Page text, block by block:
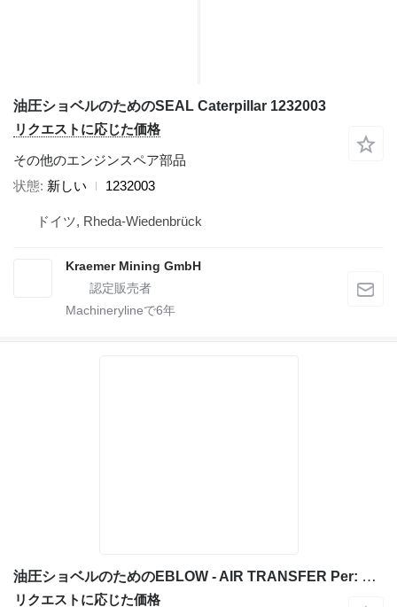
油圧ショベルのためのSEAL Caterpillar 1232003
リクエストに応じた価格
その他のエンジンスペア部品
状態 新しい 1232003
ドイツ, Rheda-Wiedenbrück
Kraemer Mining GmbH
Machinerylineで6年
油圧ショベルのためのEBLOW - AIR TRANSFER Per: Caterpillar 3306 9Y4951 Miscell 8N8195
リクエストに応じた価格